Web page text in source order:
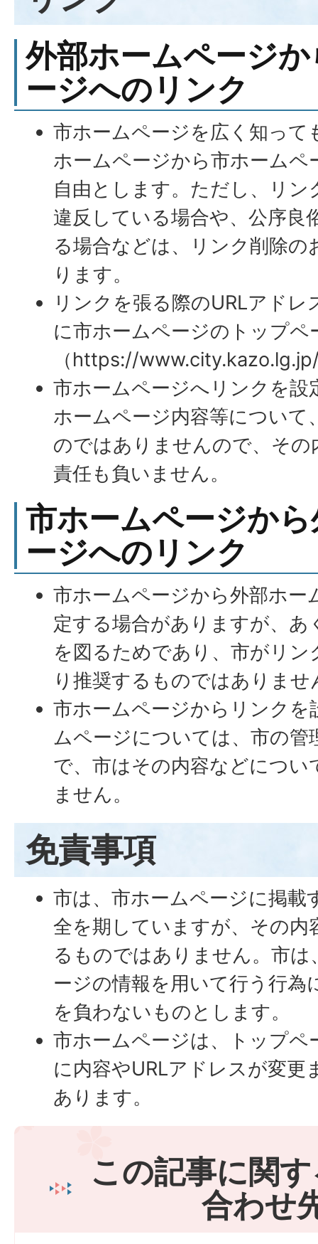
外部ホームページ
ージへのリンク
市ホームページを広く知って
ホームページから市ホームペ
自由とします。ただし、リン
違反している場合や、公序良
る場合などは、リンク削除
ります。
リンクを張る際のURLアド
に市ホームページのトップペ
（https://
市ホームページへリンクを
ホームページ内容等について
のではありませんので、そ
責任も負いません。
市ホームページか
ージへのリンク
市ホームページから外部ホー
定する場合がありますが、あ
を図るためであり、市がリ
り推奨するものではありませ
市ホームページからリンクを
ムページについては、市の管
で、市はその内容などについ
ません。
免責事項
市は、市ホームページに掲載
全を期していますが、その内
るものではありません。市
ージの情報を用いて行う行為
を負わないものとします。
市ホームページは、トップペ
に内容やURLアドレスが変更
あります。
この記事に関
合わせ